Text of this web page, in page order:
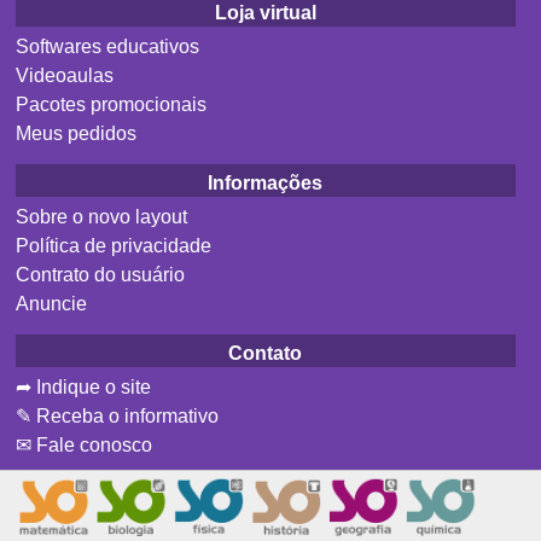
Loja virtual
Softwares educativos
Videoaulas
Pacotes promocionais
Meus pedidos
Informações
Sobre o novo layout
Política de privacidade
Contrato do usuário
Anuncie
Contato
➦ Indique o site
✎ Receba o informativo
✉ Fale conosco